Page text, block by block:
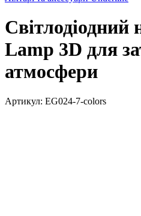
Світлодіодний
Lamp 3D для
атмосфери
Артикул: EG024-7-colors